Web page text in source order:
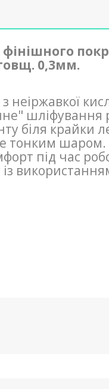
0,3мм.
шліфування
біля крайки
тонким шаром.
під час